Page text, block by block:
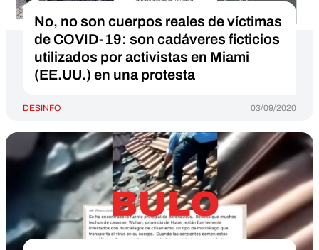
No, no son cuerpos reales de víctimas
de COVID-19: son cadáveres ficticios
utilizados por activistas en Miami
(EE.UU.) en una protesta
DESINFO 03/09/2020